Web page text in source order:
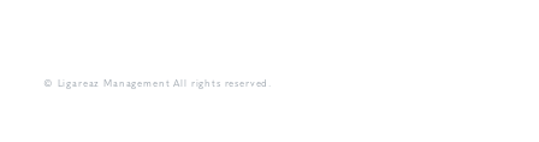
© Ligareaz Management All rights reserved.